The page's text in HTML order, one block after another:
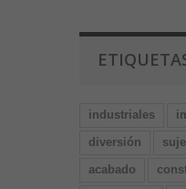
industriales
diversión
acabado